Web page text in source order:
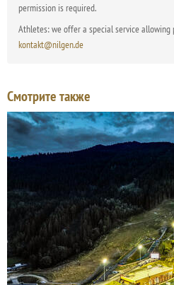
permission is required.
Athletes: we offer a special service allowing
kontakt@nilgen.de
Смотрите также